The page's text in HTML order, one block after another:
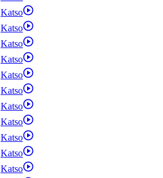
Katso
Katso
Katso
Katso
Katso
Katso
Katso
Katso
Katso
Katso
Katso